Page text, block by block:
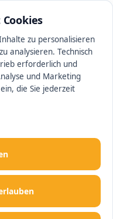
zu personalisieren
analysieren. Technisch
erforderlich und
und Marketing
die Sie jederzeit